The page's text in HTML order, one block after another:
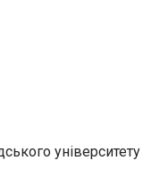
університету